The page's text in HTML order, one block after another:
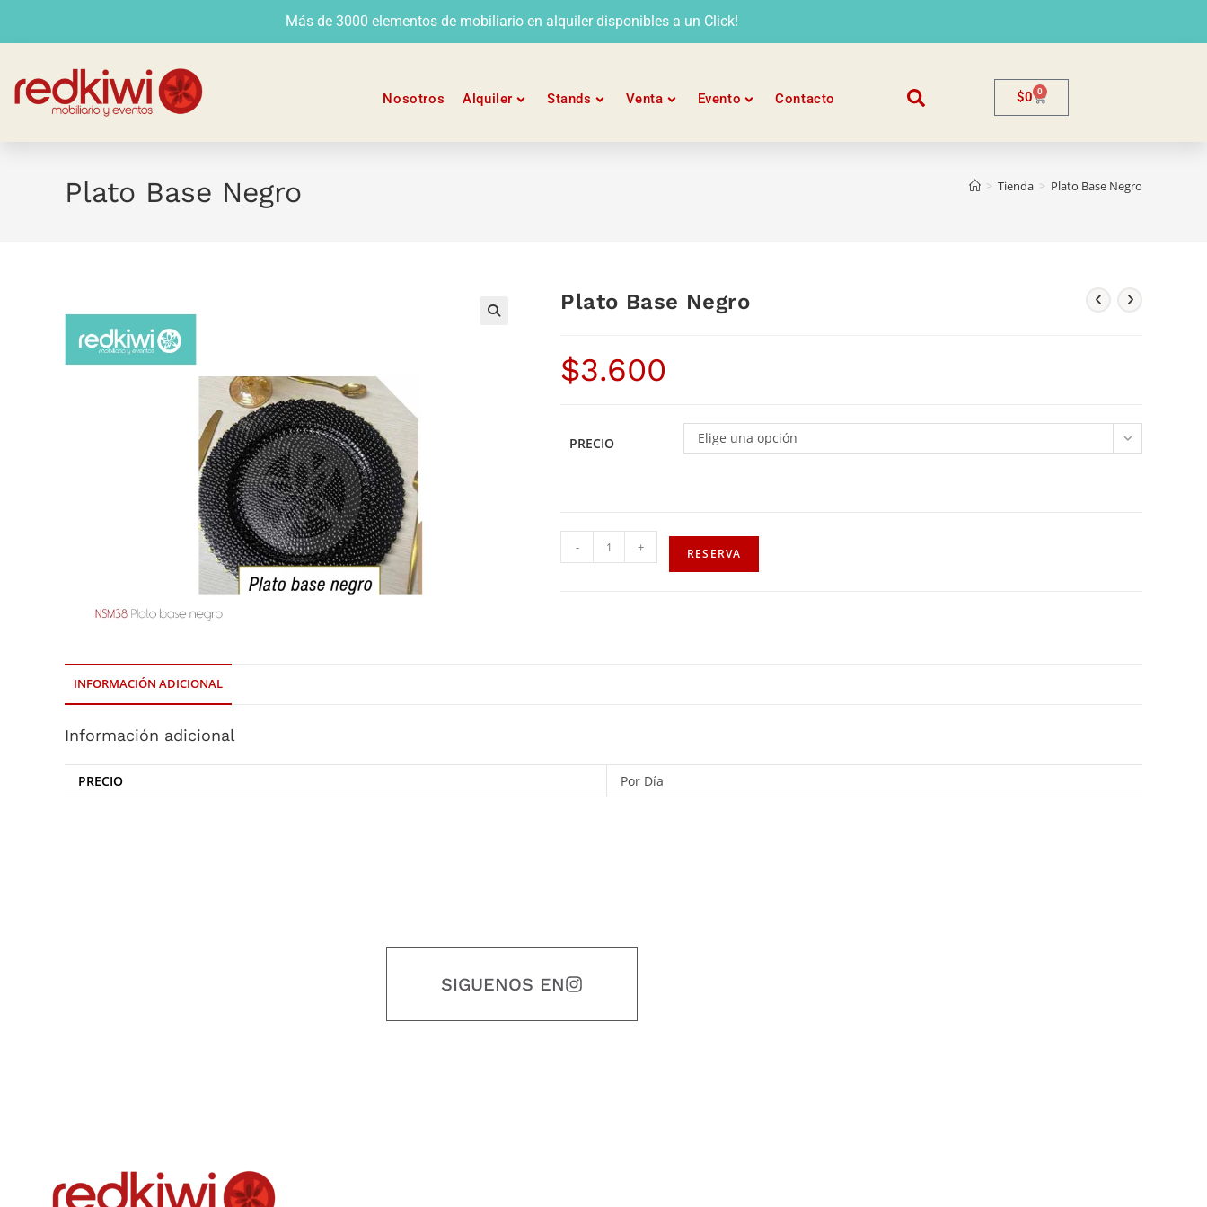
Más de 3000 elementos de mobiliario en alquiler disponibles a un Click!
Nosotros Alquiler Stands Venta Evento Contacto $0 0
Plato Base Negro > Tienda > Plato Base Negro
Plato Base Negro
$3.600
PRECIO Elige una opción
- + RESERVA
INFORMACIÓN ADICIONAL
Información adicional
PRECIO Por Día
SIGUENOS EN